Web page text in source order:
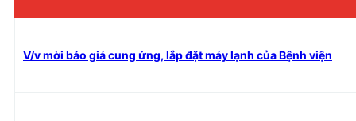
V/v mời báo giá cung ứng, lắp đặt máy lạnh của Bệnh viện